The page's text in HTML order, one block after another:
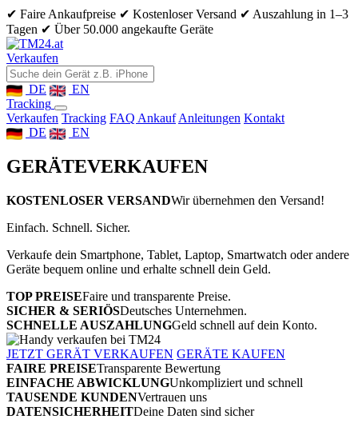
✔ Faire Ankaufpreise ✔ Kostenloser Versand ✔ Auszahlung in 1–3
Tagen ✔ Über 50.000 angekaufte Geräte
Verkaufen
DE
EN
Tracking
Verkaufen Tracking FAQ Ankauf Anleitungen Kontakt
DE
EN
GERÄTEVERKAUFEN
KOSTENLOSER VERSANDWir übernehmen den Versand!
Einfach. Schnell. Sicher.
Verkaufe dein Smartphone, Tablet, Laptop, Smartwatch oder andere
Geräte bequem online und erhalte schnell dein Geld.
TOP PREISEFaire und transparente Preise.
SICHER & SERIÖSDeutsches Unternehmen.
SCHNELLE AUSZAHLUNGGeld schnell auf dein Konto.
JETZT GERÄT VERKAUFEN GERÄTE KAUFEN
FAIRE PREISETransparente Bewertung
EINFACHE ABWICKLUNGUnkompliziert und schnell
TAUSENDE KUNDENVertrauen uns
DATENSICHERHEITDeine Daten sind sicher